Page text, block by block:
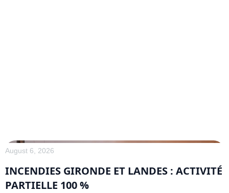
August 6, 2026
INCENDIES GIRONDE ET LANDES : ACTIVITÉ
PARTIELLE 100 %